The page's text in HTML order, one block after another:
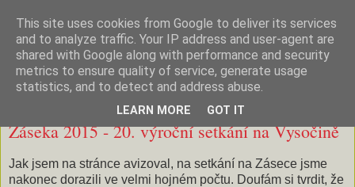
Na Kanále
čtvrtek 9. července 2015
Záseka 2015 - 20. výroční setkání na Vysočině
Jak jsem na stránce avizoval, na setkání na Zásece jsme
nakonec dorazili ve velmi hojném počtu. Doufám si tvrdit, že
This site uses cookies from Google to deliver its services
and to analyze traffic. Your IP address and user-agent are
shared with Google along with performance and security
metrics to ensure quality of service, generate usage
statistics, and to detect and address abuse.
LEARN MORE GOT IT